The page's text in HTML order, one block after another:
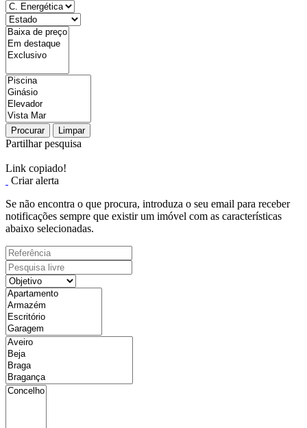
Procurar Limpar
Partilhar pesquisa
Link copiado!
Criar alerta
Se não encontra o que procura, introduza o seu email para receber
notificações sempre que existir um imóvel com as características
abaixo selecionadas.